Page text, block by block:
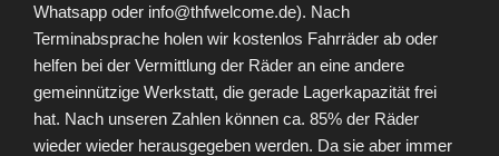
Whatsapp oder info@thfwelcome.de). Nach
Terminabsprache holen wir kostenlos Fahrräder ab oder
helfen bei der Vermittlung der Räder an eine andere
gemeinnützige Werkstatt, die gerade Lagerkapazität frei
hat. Nach unseren Zahlen können ca. 85% der Räder
wieder wieder herausgegeben werden. Da sie aber immer